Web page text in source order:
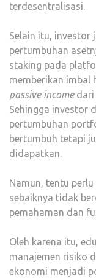
terdesentralisasi.
Selain itu, investor
pertumbuhan
staking pada
memberikan imbal
passive income dari
Sehingga investor
pertumbuhan
bertumbuh tetapi
didapatkan.
Namun, tentu
sebaiknya tidak
pemahaman dan
Oleh karena itu,
manajemen risiko
ekonomi menjadi